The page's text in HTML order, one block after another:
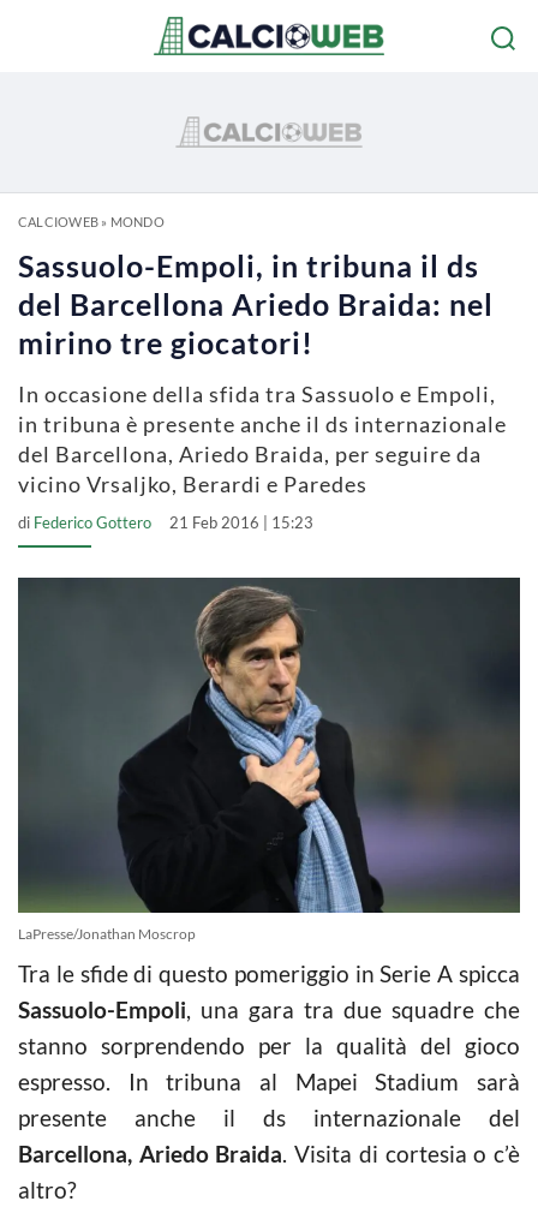
CALCIOWEB» MONDO
Sassuolo-Empoli, in tribuna il ds
del Barcellona Ariedo Braida: nel
mirino tre giocatori!
In occasione della sfida tra Sassuolo e Empoli,
in tribuna è presente anche il ds internazionale
del Barcellona, Ariedo Braida, per seguire da
vicino Vrsaljko, Berardi e Paredes
di Federico Gottero 21 Feb 2016 | 15:23
LaPresse/Jonathan Moscrop
Tra le sfide di questo pomeriggio in Serie A spicca
Sassuolo-Empoli, una gara tra due squadre che
stanno sorprendendo per la qualità del gioco
espresso. In tribuna al Mapei Stadium sarà
presente anche il ds internazionale del
Barcellona, Ariedo Braida. Visita di cortesia o c’è
altro?